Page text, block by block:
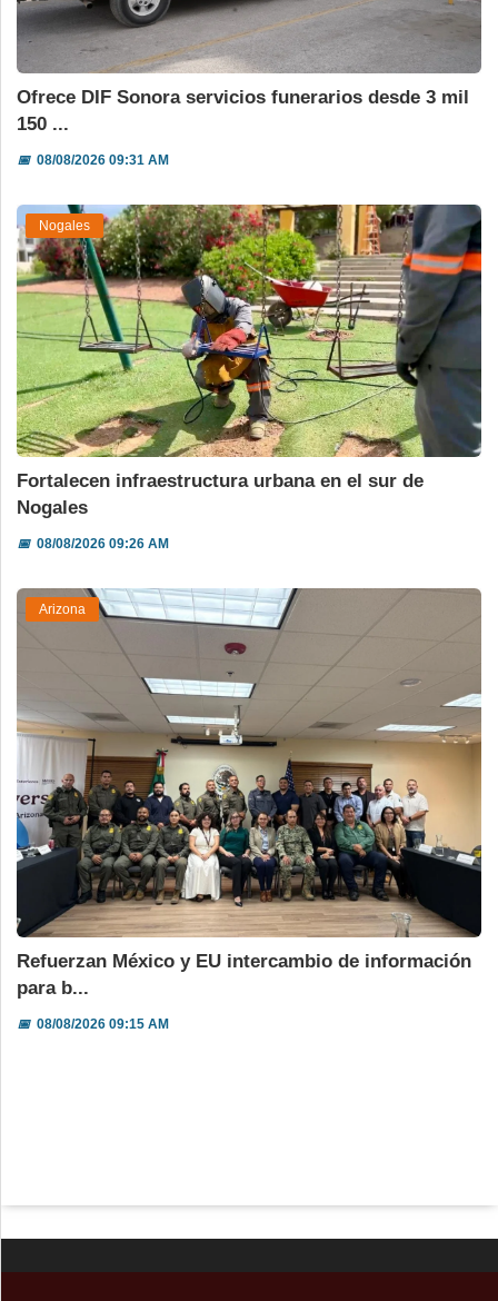
Ofrece DIF Sonora servicios funerarios desde 3 mil
150 ...
📅08/08/2026 09:31 AM
Nogales
Fortalecen infraestructura urbana en el sur de
Nogales
📅08/08/2026 09:26 AM
Arizona
Refuerzan México y EU intercambio de información
para b...
📅08/08/2026 09:15 AM